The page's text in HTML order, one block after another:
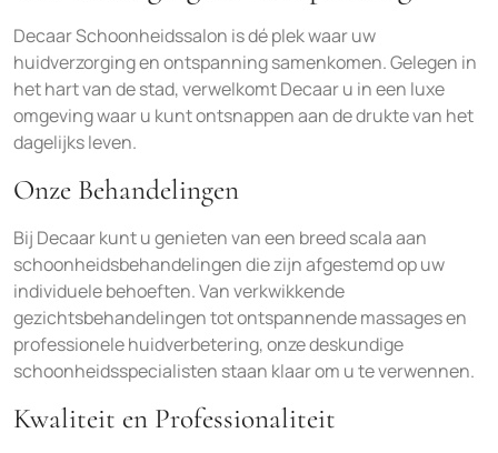
Decaar Schoonheidssalon is dé plek waar uw
huidverzorging en ontspanning samenkomen. Gelegen in
het hart van de stad, verwelkomt Decaar u in een luxe
omgeving waar u kunt ontsnappen aan de drukte van het
dagelijks leven.
Onze Behandelingen
Bij Decaar kunt u genieten van een breed scala aan
schoonheidsbehandelingen die zijn afgestemd op uw
individuele behoeften. Van verkwikkende
gezichtsbehandelingen tot ontspannende massages en
professionele huidverbetering, onze deskundige
schoonheidsspecialisten staan klaar om u te verwennen.
Kwaliteit en Professionaliteit